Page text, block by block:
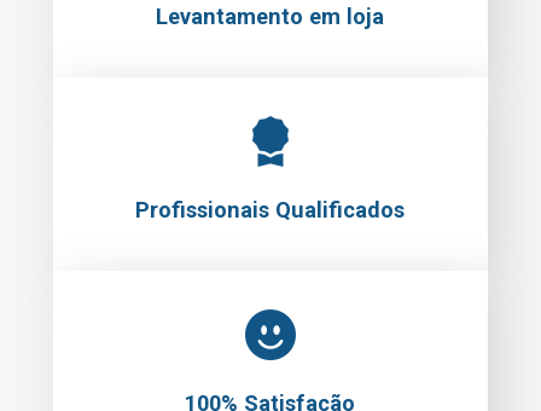
Levantamento em loja
Profissionais Qualificados
100% Satisfação